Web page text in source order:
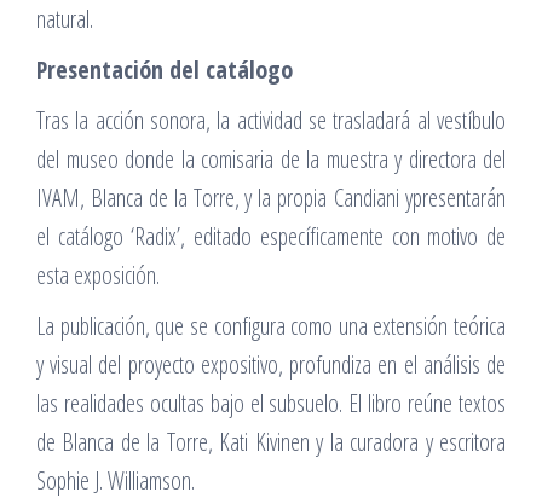
natural.
Presentación del catálogo
Tras la acción sonora, la actividad se trasladará al vestíbulo
del museo donde la comisaria de la muestra y directora del
IVAM, Blanca de la Torre, y la propia Candiani ypresentarán
el catálogo ‘Radix’, editado específicamente con motivo de
esta exposición.
La publicación, que se configura como una extensión teórica
y visual del proyecto expositivo, profundiza en el análisis de
las realidades ocultas bajo el subsuelo. El libro reúne textos
de Blanca de la Torre, Kati Kivinen y la curadora y escritora
Sophie J. Williamson.